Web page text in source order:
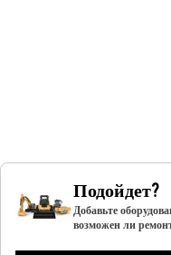
Подойдет?
Добавьте
возможен ли